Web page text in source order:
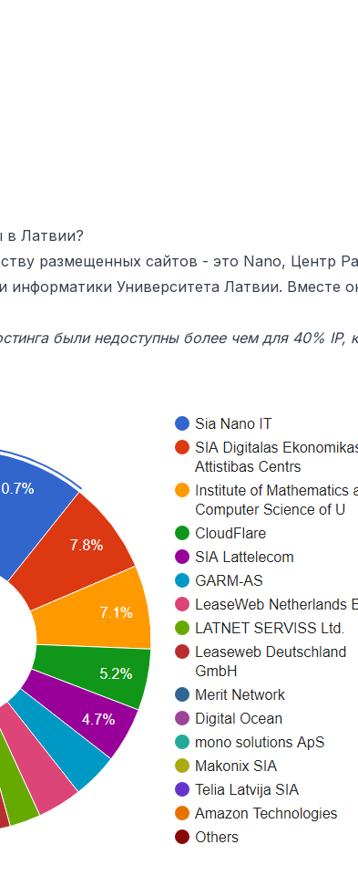
в Латвии?
размещенных сайтов - это Nano, Центр
информатики Университета Латвии. Вместе
были недоступны более чем для 40% IP,